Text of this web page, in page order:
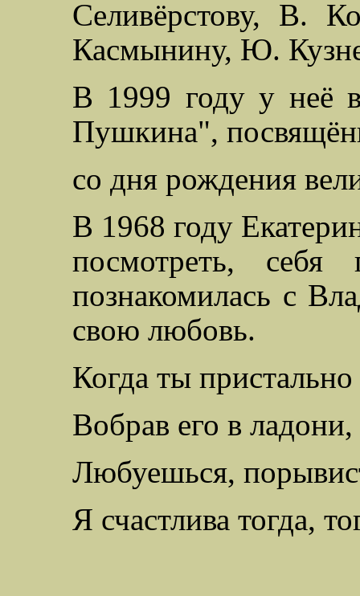
Селивёрстову, В.
Касмынину, Ю.
В 1999 году у неё
Пушкина",
со дня рождения
В 1968 году
посмотреть, себя
познакомилась с
свою любовь.
Когда ты
Вобрав его в
Любуешься,
Я счастлива тогда,